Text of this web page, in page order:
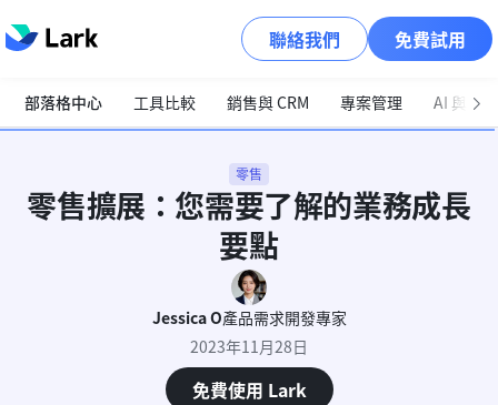
聯絡我們 免費試用
部落格中心 工具比較 銷售與 CRM 專案管理 AI 與自
零售
零售擴展：您需要了解的業務成長
要點
Jessica O產品需求開發專家
2023年11月28日
免費使用 Lark